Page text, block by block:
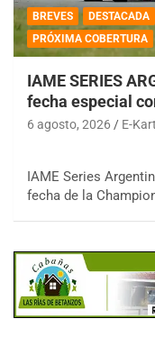
BREVES DESTACADA
PRÓXIMA COBERTURA
IAME SERIES
fecha especial
6 agosto, 2026 E-Kart
IAME Series
fecha de la